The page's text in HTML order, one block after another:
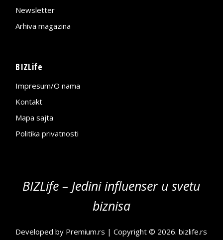
Newsletter
Arhiva magazina
BIZLife
Impresum/O nama
Kontakt
Mapa sajta
Politika privatnosti
BIZLife – Jedini influenser u svetu
biznisa
Developed by Premium.rs | Copyright © 2026.bizlife.rs